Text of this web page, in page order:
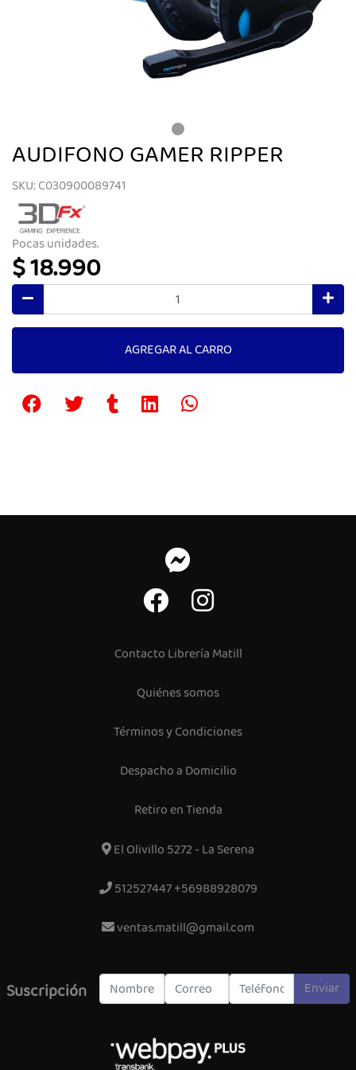
AUDIFONO GAMER RIPPER
SKU: C030900089741
Pocas unidades.
$ 18.990
AGREGAR AL CARRO
Contacto Librería Matill
Quiénes somos
Términos y Condiciones
Despacho a Domicilio
Retiro en Tienda
El Olivillo 5272 - La Serena
512527447 +56988928079
ventas.matill@gmail.com
Suscripción Enviar